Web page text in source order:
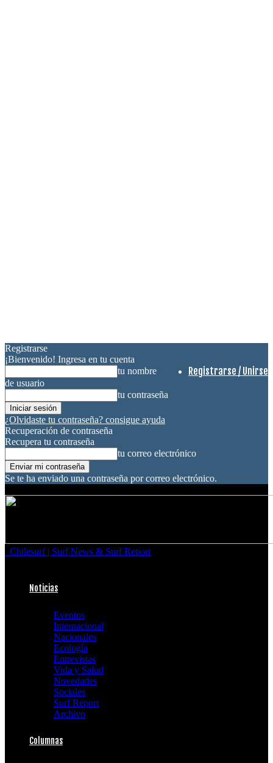
Registrarse / Unirse
Registrarse
¡Bienvenido! Ingresa en tu cuenta
tu nombre
de usuario
tu contraseña
¿Olvidaste tu contraseña? consigue ayuda
Recuperación de contraseña
Recupera tu contraseña
tu correo electrónico
Se te ha enviado una contraseña por correo electrónico.
Chilesurf | Surf News & Surf Report
Noticias
Eventos
Internacional
Nacionales
Ecología
Entrevistas
Vida y Salud
Novedades
Sociales
Surf Report
Archivo
Columnas